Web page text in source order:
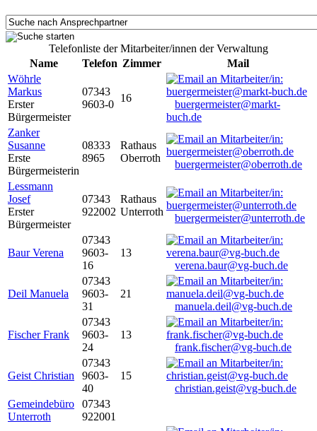
Telefonliste der Mitarbeiter/innen der Verwaltung
Name
Telefon Zimmer
Mail
Wöhrle
Markus
Erster
Bürgermeister
07343
9603-0
16
buergermeister@markt-
buch.de
Zanker
Susanne
Erste
Bürgermeisterin
08333
8965
Rathaus
Oberroth
buergermeister@oberroth.de
Lessmann
Josef
Erster
Bürgermeister
07343
922002
Rathaus
Unterroth
buergermeister@unterroth.de
Baur Verena
07343
9603-
16
13
verena.baur@vg-buch.de
Deil Manuela
07343
9603-
31
21
manuela.deil@vg-buch.de
Fischer Frank
07343
9603-
24
13
frank.fischer@vg-buch.de
Geist Christian
07343
9603-
40
15
christian.geist@vg-buch.de
Gemeindebüro
Unterroth
07343
922001